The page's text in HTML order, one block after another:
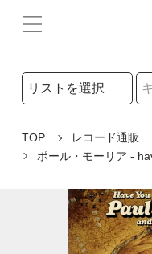
検索リストの選択
TOP レコード通販
ポール・モーリア -